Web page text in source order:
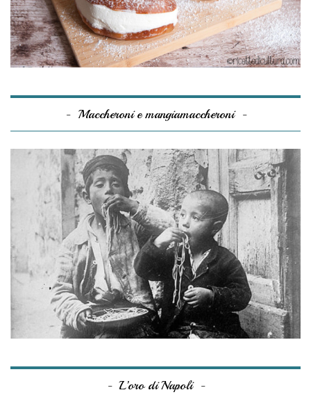
Maccheroni e mangiamaccheroni
L’oro di Napoli